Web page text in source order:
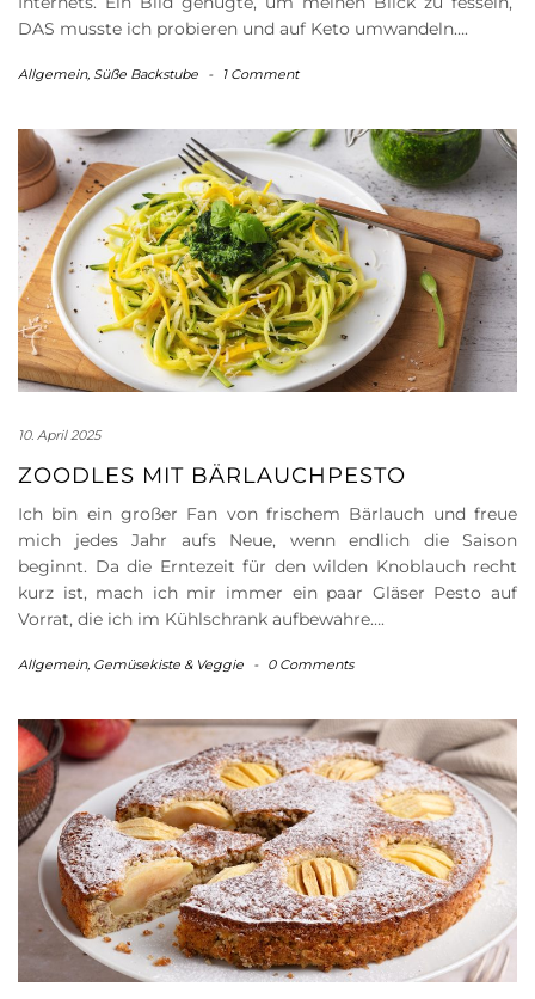
DAS musste ich probieren und auf Keto umwandeln….
Allgemein, Süße Backstube - 1 Comment
10. April 2025
ZOODLES MIT BÄRLAUCHPESTO
Ich bin ein großer Fan von frischem Bärlauch und freue
mich jedes Jahr aufs Neue, wenn endlich die Saison
beginnt. Da die Erntezeit für den wilden Knoblauch recht
kurz ist, mach ich mir immer ein paar Gläser Pesto auf
Vorrat, die ich im Kühlschrank aufbewahre….
Allgemein, Gemüsekiste & Veggie - 0 Comments